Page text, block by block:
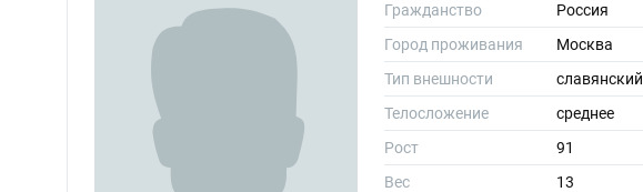
Гражданство
Россия
Город проживания
Москва
Тип внешности
славянский
Телосложение
среднее
Рост
91
Вес
13